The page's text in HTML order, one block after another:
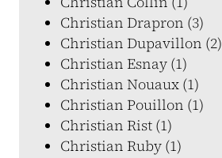
Christian Drapron (3)
Christian Dupavillon (2)
Christian Esnay (1)
Christian Nouaux (1)
Christian Pouillon (1)
Christian Rist (1)
Christian Ruby (1)